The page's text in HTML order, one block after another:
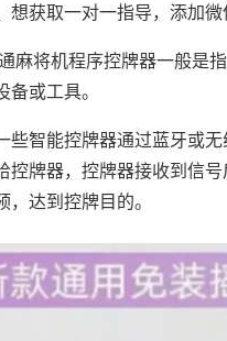
想获取一对一指导，添加
麻将机程序控牌器一般是
或工具。
些智能控牌器通过蓝牙或
控牌器，控牌器接收到信
达到控牌目的。